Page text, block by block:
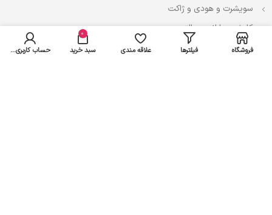
سویشرت و هودی و ژاکت
کاپشن، بارانی و پالتو
فروشگاه فیلترها علاقه مندی
0
سبد خرید حساب کاربری من